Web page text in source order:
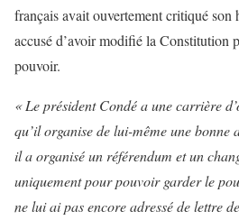
français avait ouvertement critiqué son
accusé d’avoir modifié la Constitution
pouvoir.
« Le président Condé a une carrière
qu’il organise de lui-même une bonne
il a organisé un référendum et un
uniquement pour pouvoir garder le
ne lui ai pas encore adressé de lettre